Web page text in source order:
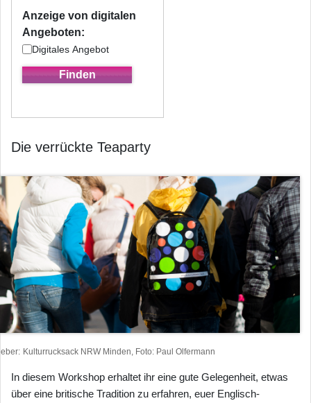
Anzeige von digitalen
Angeboten:
Digitales Angebot
Die verrückte Teaparty
Kulturrucksack NRW Minden, Foto: Paul Olfermann
In diesem Workshop erhaltet ihr eine gute Gelegenheit, etwas
über eine britische Tradition zu erfahren, euer Englisch-